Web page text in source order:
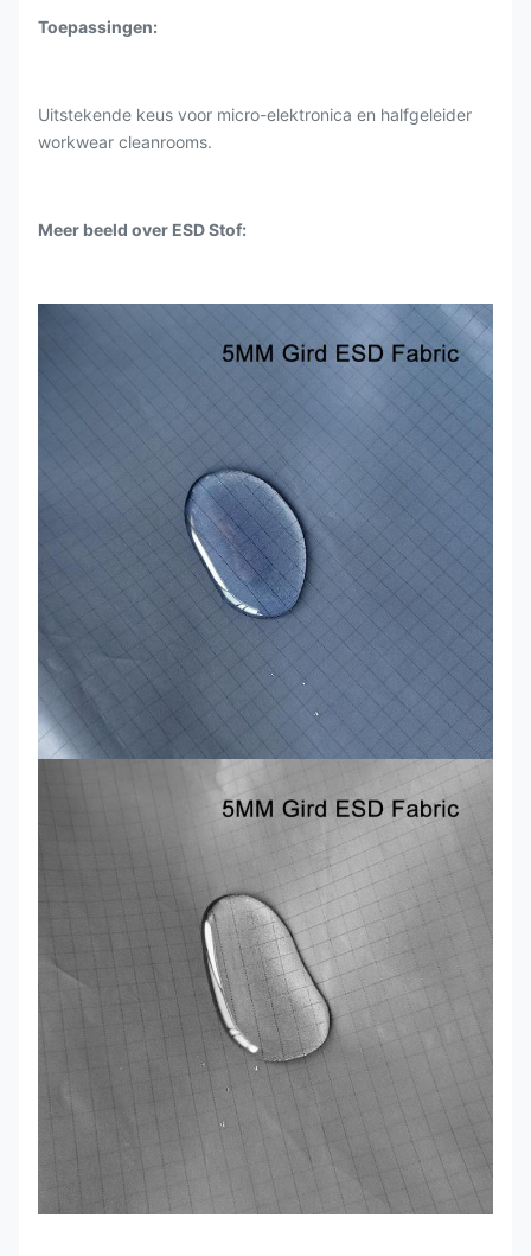
Toepassingen:
Uitstekende keus voor micro-elektronica en halfgeleider
workwear cleanrooms.
Meer beeld over ESD Stof: